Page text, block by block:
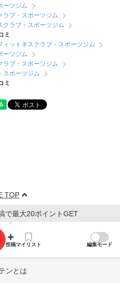
ーツジム
ラブ・スポーツジム
クラブ・スポーツジム
ミ
ィットネスクラブ・スポーツジム
ーツジム
ラブ・スポーツジム
スポーツジム
ミ
TOP
で最大20ポイントGET
投稿マイリスト 編集モード
ンとは